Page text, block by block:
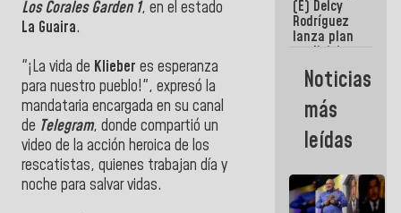
Los Corales Garden 1, en el estado
La Guaira.
"¡La vida de Klieber es esperanza
para nuestro pueblo!", expresó la
mandataria encargada en su canal
de Telegram, donde compartió un
video de la acción heroica de los
rescatistas, quienes trabajan día y
noche para salvar vidas.
sísmica en
la última
semana
(E) Delcy
Rodríguez
lanza plan
crediticio
con subsidio
a Juntas de
Condominio
Noticias
más
leídas